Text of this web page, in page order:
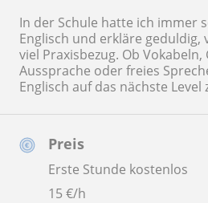
Preis
Erste Stunde kostenlos
15€/h
In der Schule hatte ich immer
Englisch und erkläre
viel Praxisbezug. Ob
Aussprache oder freies
Englisch auf das nächste Level